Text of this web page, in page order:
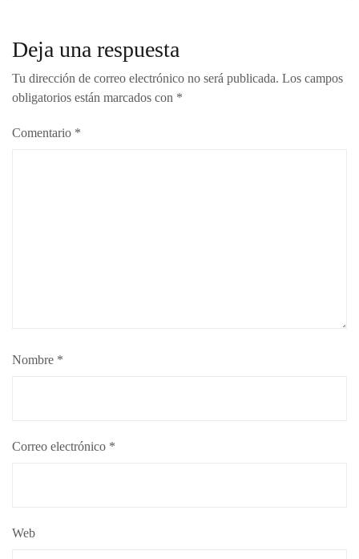
Deja una respuesta
Tu dirección de correo electrónico no será publicada. Los campos
obligatorios están marcados con *
Comentario *
Nombre *
Correo electrónico *
Web